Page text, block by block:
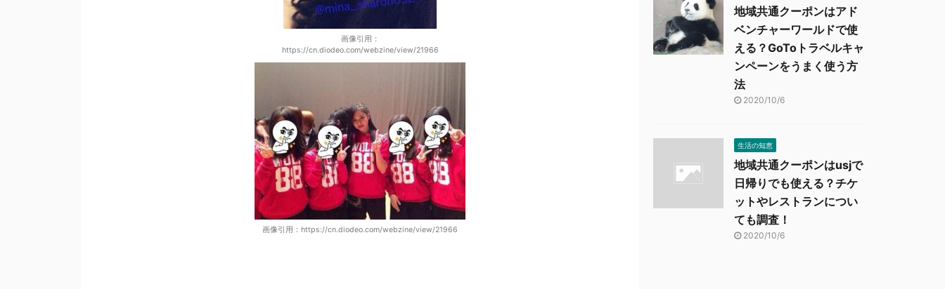
画像引用：
https://cn.diodeo.com/webzine/view/21966
画像引用：https://cn.diodeo.com/webzine/view/21966
地域共通クーポンはアド
ベンチャーワールドで使
える？GoToトラベルキャ
ンペーンをうまく使う方
法
2020/10/6
生活の知恵
地域共通クーポンはusjで
日帰りでも使える？チケ
ットやレストランについ
ても調査！
2020/10/6